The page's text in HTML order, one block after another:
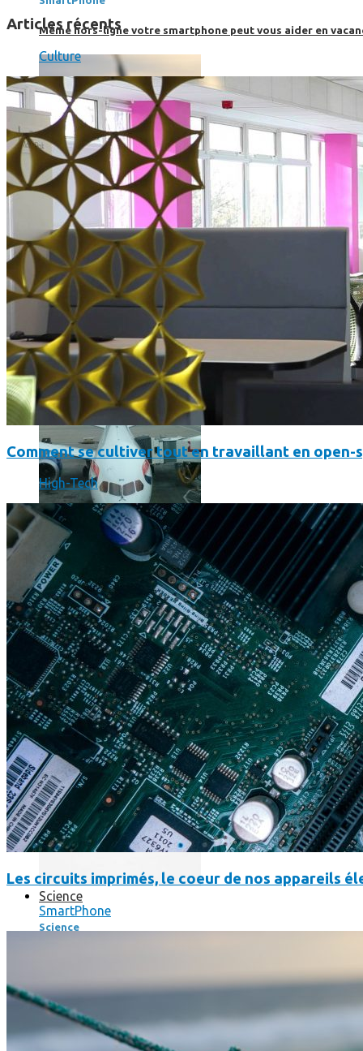
Même hors-ligne votre smartphone peut vous aider en
Comment réduire au maximum la consommation de son
Un boîtier imprimé en 3D va faire tourner Android sur votre
Science
Science
Articles récents
Culture
Comment se cultiver tout en travaillant en open-
High-Tech
Les circuits imprimés, le coeur de nos appareils
SmartPhone